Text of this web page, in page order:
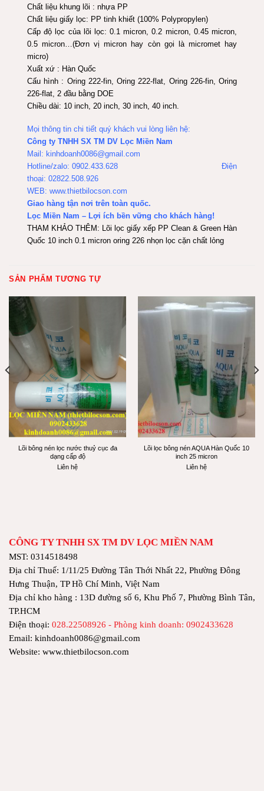
Chất liệu khung lõi : nhựa PP
Chất liệu giấy lọc: PP tinh khiết (100% Polypropylen)
Cấp độ lọc của lõi lọc: 0.1 micron, 0.2 micron, 0.45 micron,
0.5 micron…(Đơn vị micron hay còn gọi là micromet hay
micro)
Xuất xứ : Hàn Quốc
Cấu hình : Oring 222-fin, Oring 222-flat, Oring 226-fin, Oring
226-flat, 2 đầu bằng DOE
Chiều dài: 10 inch, 20 inch, 30 inch, 40 inch.
Mọi thông tin chi tiết quý khách vui lòng liên hệ:
Công ty TNHH SX TM DV Lọc Miền Nam
Mail: kinhdoanh0086@gmail.com
Hotline/zalo: 0902.433.628 Điện
thoại: 02822.508.926
WEB: www.thietbilocson.com
Giao hàng tận nơi trên toàn quốc.
Lọc Miền Nam – Lợi ích bền vững cho khách hàng!
THAM KHẢO THÊM:
Lõi lọc giấy xếp PP Clean & Green Hàn
Quốc 10 inch 0.1 micron oring 226 nhọn lọc cặn chất lỏng
SẢN PHẨM TƯƠNG TỰ
Lõi bông nén lọc nước thuỷ cục đa
dạng cấp độ
Liên hệ
Lõi lọc bông nén AQUA Hàn Quốc 10
inch 25 micron
Liên hệ
CÔNG TY TNHH SX TM DV LỌC MIỀN NAM
MST: 0314518498
Địa chỉ Thuế: 1/11/25 Đường Tân Thới Nhất 22, Phường Đông
Hưng Thuận, TP Hồ Chí Minh, Việt Nam
Địa chỉ kho hàng : 13D đường số 6, Khu Phố 7, Phường Bình Tân,
TP.HCM
Điện thoại: 028.22508926 - Phòng kinh doanh: 0902433628
Email: kinhdoanh0086@gmail.com
Website: www.thietbilocson.com